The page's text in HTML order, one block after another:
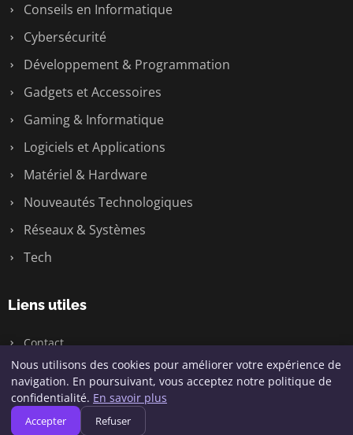
Conseils en Informatique
Cybersécurité
Développement & Programmation
Gadgets et Accessoires
Gaming & Informatique
Logiciels et Applications
Matériel & Hardware
Nouveautés Technologiques
Réseaux & Systèmes
Tech
Liens utiles
Contact
© 2026 Geeksunite.net. Tous droits réservés.
Nous utilisons des cookies pour améliorer votre expérience de
navigation. En poursuivant, vous acceptez notre politique de
confidentialité. En savoir plus
Accepter Refuser